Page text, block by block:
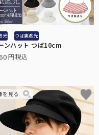
の2way仕様。
プ
光 つば裏遮光
ンハット つば10cm
税込